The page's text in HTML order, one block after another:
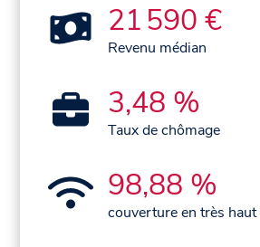
21 590 €
Revenu médian
3,48 %
Taux de chômage
98,88 %
couverture en très